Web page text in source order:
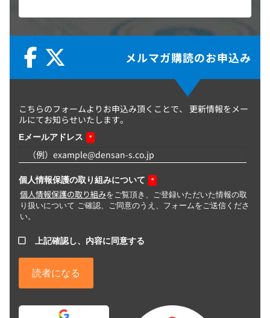
メルマガ購読のお申込み
こちらのフォームよりお申込み頂くことで、
更新情報をメー
ルにてお知らせいたします。
Eメールアドレス *
個人情報保護の取り組みについて *
個人情報保護の取り組みをご覧頂き、ご登録いただいた情報の取
り扱いについて ご確認、ご同意のうえ、フォームをご送信くださ
い。
上記確認し、内容に同意する